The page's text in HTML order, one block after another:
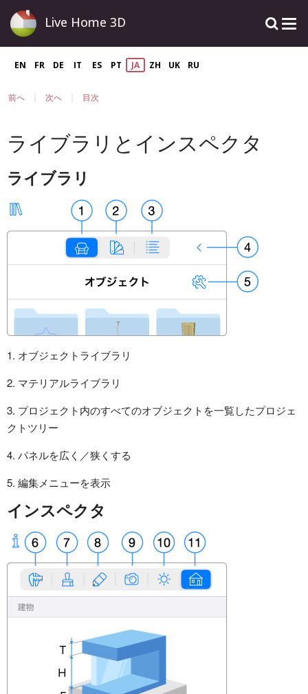
Live Home 3D
EN FR DE IT ES PT JA ZH UK RU
前へ 次へ 目次
ライブラリとインスペクタ
ライブラリ
1. オブジェクトライブラリ
2. マテリアルライブラリ
3. プロジェクト内のすべてのオブジェクトを一覧したプロジェ
クトツリー
4. パネルを広く／狭くする
5. 編集メニューを表示
インスペクタ